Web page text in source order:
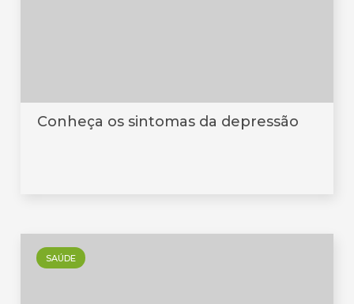
Conheça os sintomas da depressão
SAÚDE